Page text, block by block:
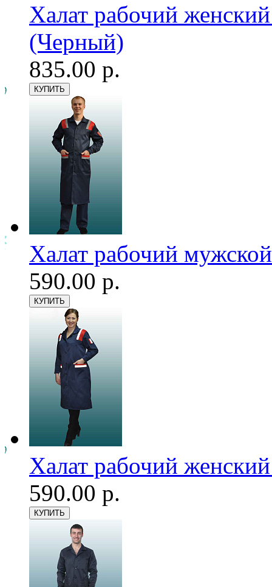
Халат рабочий
(Черный)
835.00 р.
Халат рабочий
590.00 р.
Халат рабочий
590.00 р.